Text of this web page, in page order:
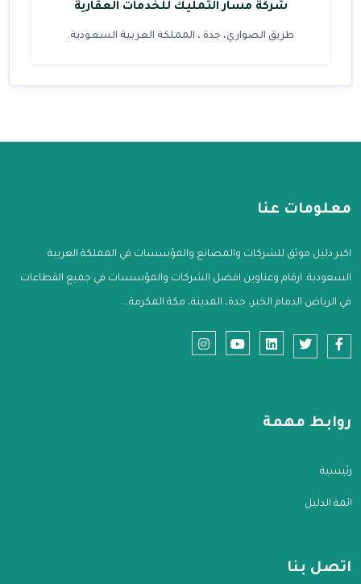
شركة مسار التمليك للخدمات العقارية
طريق الصواري، جدة ، المملكة العربية السعودية.
معلومات عنا
اكبر دليل موثق للشركات والمصانع والمؤسسات في المملكة العربية
السعودية. ارقام وعناوين افضل الشركات والمؤسسات في جميع القطاعات
في الرياض الدمام الخبر، جدة، المدينة، مكة المكرمة...
روابط مهمة
الرئيسية
قائمة الدليل
اتصل بنا